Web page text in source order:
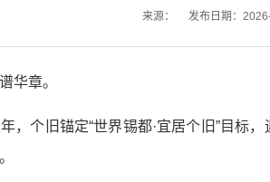
来源： 发布日期：
华章。
，个旧锚定“世界锡都·宜居个旧”目标